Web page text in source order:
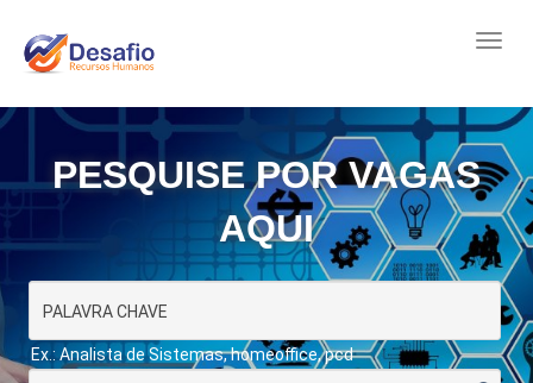
PESQUISE POR VAGAS
AQUI
Ex.: Analista de Sistemas, homeoffice, pcd